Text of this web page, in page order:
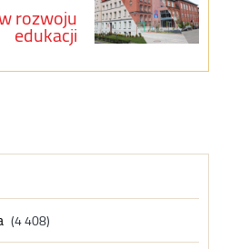
rozwoju
edukacji
(4 408)